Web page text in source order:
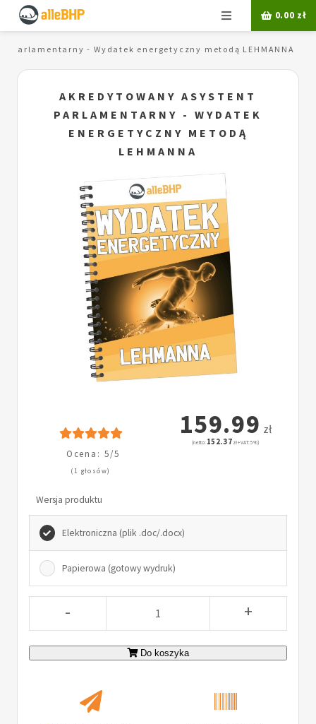
Menu 0.00 zł
parlamentarny - Wydatek energetyczny metodą LEHMANNA
AKREDYTOWANY ASYSTENT
PARLAMENTARNY - WYDATEK
ENERGETYCZNY METODĄ
LEHMANNA
Ocena: 5/5
(1 głosów)
159.99 zł
(netto: 152.37 zł + VAT: 5%)
Wersja produktu
Elektroniczna (plik .doc/.docx)
Papierowa (gotowy wydruk)
- +
Do koszyka